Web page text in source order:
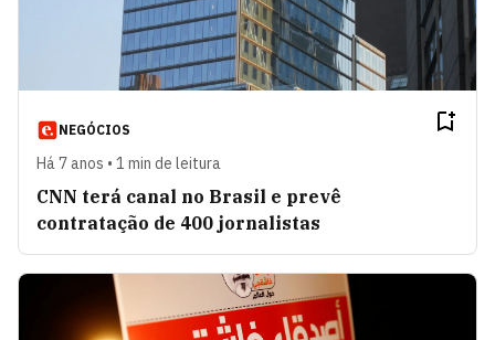
NEGÓCIOS
Há 7 anos • 1 min de leitura
CNN terá canal no Brasil e prevê
contratação de 400 jornalistas